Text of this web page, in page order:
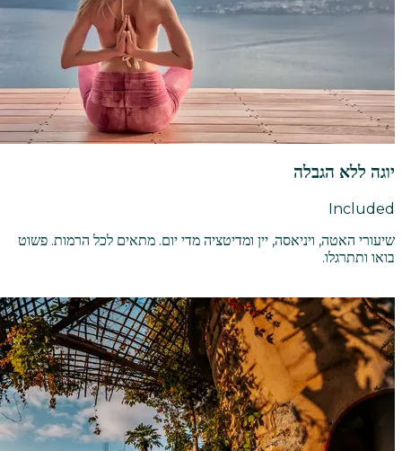
יוגה ללא הגבלה
Included
שיעורי האטה, ויניאסה, יין ומדיטציה מדי יום. מתאים לכל הרמות. פשוט
בואו ותתרגלו.